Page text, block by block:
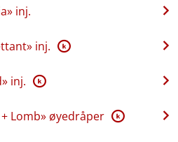
inj.
inj. K
inj. K
Lomb» øyedråper K